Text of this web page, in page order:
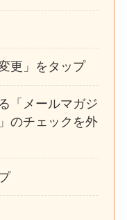
以外に手続きす
ーZの解約まと
の裏ワザ
できない？バロ
を電話から解約
方法を完全攻略
更」をタップ
「メールマガジ
のチェックを外